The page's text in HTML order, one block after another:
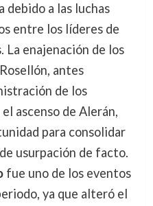
debido a las luchas
entre los líderes de
enajenación de los
antes
de los
ascenso de Alerán,
para consolidar
usurpación de facto.
fue uno de los eventos
ya que alteró el